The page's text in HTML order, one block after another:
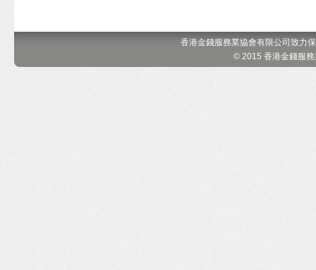
香港金錢服務業協會有限公司致力
© 2015 香港金錢服